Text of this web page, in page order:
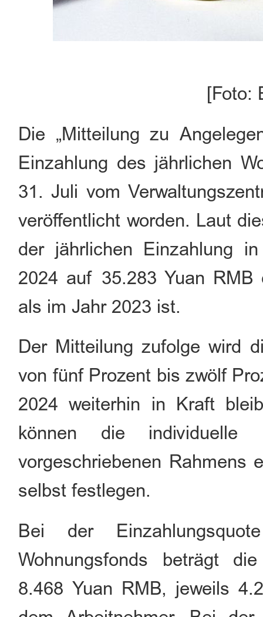
[Foto:
Die „Mitteilung zu
Einzahlung des jährlichen
31. Juli vom
veröffentlicht worden. Laut
der jährlichen Einzahlung
2024 auf 35.283 Yuan
als im Jahr 2023 ist.
Der Mitteilung zufolge wird
von fünf Prozent bis zwölf
2024 weiterhin in Kraft
können die individuelle
vorgeschriebenen Rahmens
selbst festlegen.
Bei der
Wohnungsfonds beträgt
8.468 Yuan RMB, jeweils